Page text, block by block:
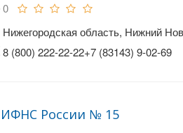
0
Нижегородская область, Нижний
8 (800) 222-22-22+7 (83143) 9-02-69
России № 15